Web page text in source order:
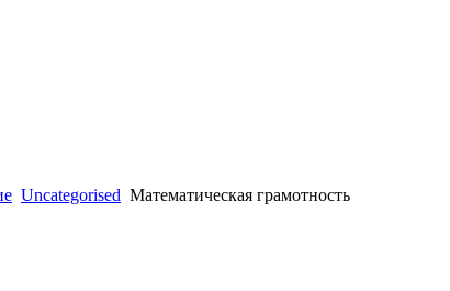
Uncategorised Математическая грамотность